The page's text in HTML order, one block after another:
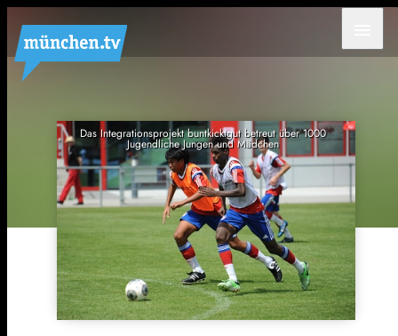
Das Integrationsprojekt buntkicktgut betreut über 1000
Jugendliche Jungen und Mädchen